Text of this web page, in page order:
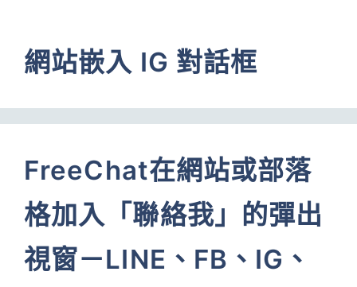
網站嵌入 IG 對話框
FreeChat在網站或部落
格加入「聯絡我」的彈出
視窗－LINE、FB、IG、